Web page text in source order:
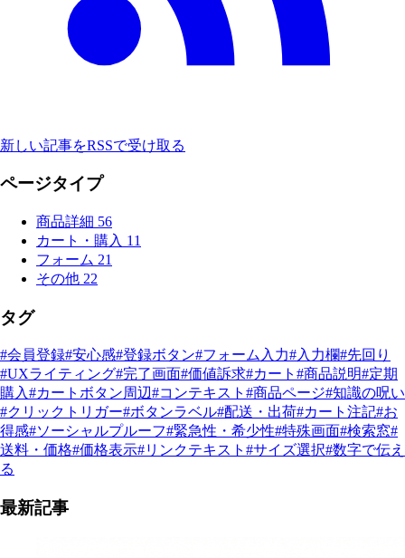
新しい記事をRSSで受け取る
ページタイプ
商品詳細 56
カート・購入 11
フォーム 21
その他 22
タグ
#会員登録#安心感#登録ボタン#フォーム入力#入力欄#先回り
#UXライティング#完了画面#価値訴求#カート #商品説明#定期
購入#カートボタン周辺#コンテキスト #商品ページ#知識の呪い
#クリックトリガー#ボタンラベル#配送・出荷#カート注記#お
得感#ソーシャルプルーフ#緊急性・希少性#特殊画面#検索窓#
送料・価格#価格表示#リンクテキスト #サイズ選択#数字で伝え
る
最新記事